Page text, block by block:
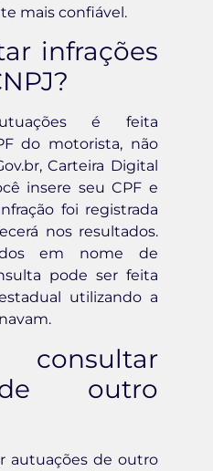
mais confiável.
infrações
é feita
do motorista, não
Carteira Digital
insere seu CPF e
foi registrada
nos resultados.
em nome de
pode ser feita
utilizando a
outro
autuações de outro